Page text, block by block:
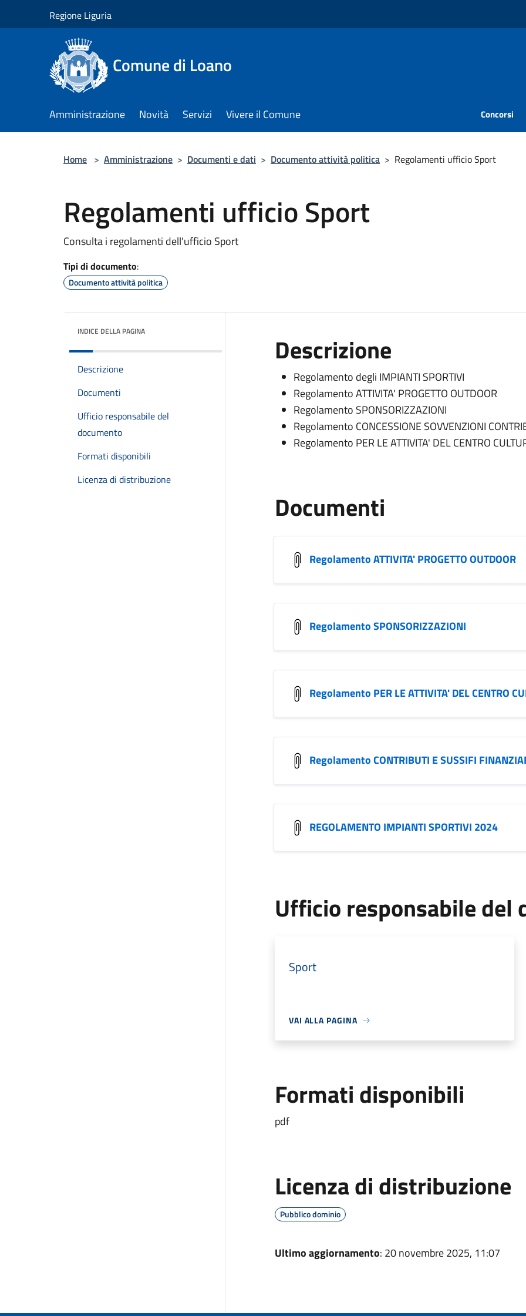
Regione Liguria
Comune di Loano
Amministrazione Novità Servizi Vivere il Comune Concorsi
Home > Amministrazione > Documenti e dati > Documento attività politica > Regolamenti ufficio Sport
Regolamenti ufficio Sport
Consulta i regolamenti dell'ufficio Sport
Tipi di documento:
Documento attività politica
INDICE DELLA PAGINA
Descrizione
Documenti
Ufficio responsabile del
documento
Formati disponibili
Licenza di distribuzione
Descrizione
Regolamento degli IMPIANTI SPORTIVI
Regolamento ATTIVITA' PROGETTO OUTDOOR
Regolamento SPONSORIZZAZIONI
Regolamento CONCESSIONE SOVVENZIONI
Regolamento PER LE ATTIVITA' DEL CENTRO
Documenti
Regolamento ATTIVITA' PROGETTO OUTDOOR
Regolamento SPONSORIZZAZIONI
Regolamento PER LE ATTIVITA' DEL CENTRO
Regolamento CONTRIBUTI E SUSSIFI
REGOLAMENTO IMPIANTI SPORTIVI 2024
Ufficio responsabile del
Sport
VAI ALLA PAGINA
Formati disponibili
pdf
Licenza di distribuzione
Pubblico dominio
Ultimo aggiornamento: 20 novembre 2025, 11:07